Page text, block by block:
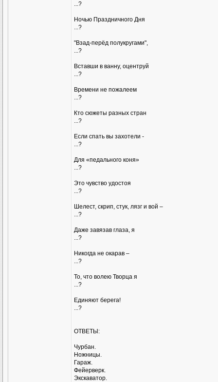
...?
Ночью Праздничного Дня
...?
"Взад-перёд полукругами",
...?
Вставши в ванну, оцентруй
...?
Времени не пожалеем
...?
Кто сюжеты разных стран
...?
Если спать вы захотели -
...?
Для «педального коня»
...?
Это чувство удостоя
...?
Шелест, скрип, стук, лязг и вой –
...?
Даже завязав глаза, я
...?
Никогда не окарав –
...?
То, что волею Творца я
...?
Единяют берега!
...?
ОТВЕТЫ:
Чурбан.
Ножницы.
Гараж.
Фейерверк.
Экскаватор.